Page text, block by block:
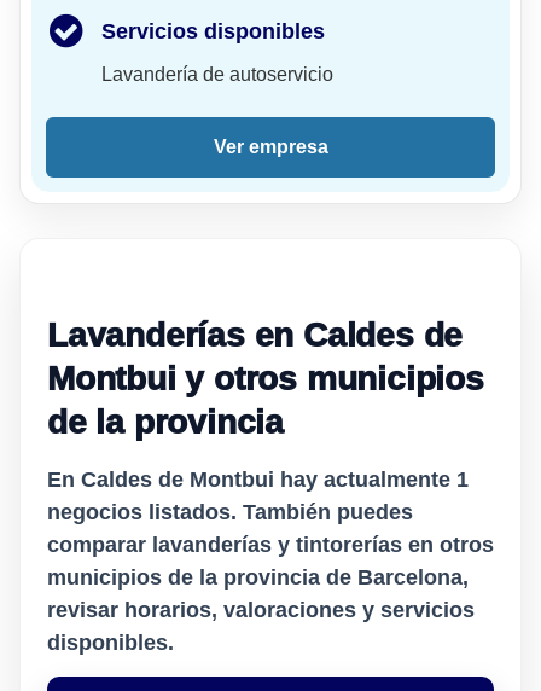
Servicios disponibles
Lavandería de autoservicio
Ver empresa
Lavanderías en Caldes de
Montbui y otros municipios
de la provincia
En Caldes de Montbui hay actualmente 1
negocios listados. También puedes
comparar lavanderías y tintorerías en otros
municipios de la provincia de Barcelona,
revisar horarios, valoraciones y servicios
disponibles.